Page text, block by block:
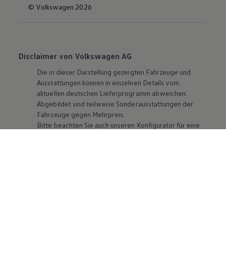
© Volkswagen 2026
Disclaimer von Volkswagen AG
Die in dieser Darstellung gezeigten Fahrzeuge und
Ausstattungen können in einzelnen Details vom
aktuellen deutschen Lieferprogramm abweichen.
Abgebildet sind teilweise Sonderausstattungen der
Fahrzeuge gegen Mehrpreis.
Bitte beachten Sie auch unseren Konfigurator für eine